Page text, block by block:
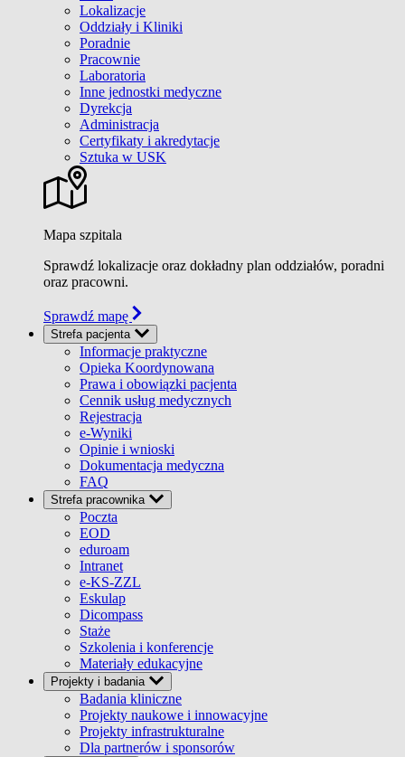
Lokalizacje
Oddziały i Kliniki
Poradnie
Pracownie
Laboratoria
Inne jednostki medyczne
Dyrekcja
Administracja
Certyfikaty i akredytacje
Sztuka w USK
Mapa szpitala
Sprawdź lokalizacje oraz dokładny plan oddziałów, poradni
oraz pracowni.
Sprawdź mapę
Strefa pacjenta
Informacje praktyczne
Opieka Koordynowana
Prawa i obowiązki pacjenta
Cennik usług medycznych
Rejestracja
e-Wyniki
Opinie i wnioski
Dokumentacja medyczna
FAQ
Strefa pracownika
Poczta
EOD
eduroam
Intranet
e-KS-ZZL
Eskulap
Dicompass
Staże
Szkolenia i konferencje
Materiały edukacyjne
Projekty i badania
Badania kliniczne
Projekty naukowe i innowacyjne
Projekty infrastrukturalne
Dla partnerów i sponsorów